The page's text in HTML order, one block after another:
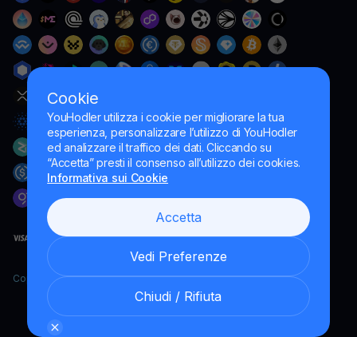
Cookie
YouHodler utilizza i cookie per migliorare la tua
esperienza, personalizzare l’utilizzo di YouHodler
ed analizzare il traffico dei dati. Cliccando su
“Accetta” presti il consenso all’utilizzo dei cookies.
Informativa sui Cookie
Accetta
Vedi Preferenze
Chiudi / Rifiuta
Copyright YouHodler, 2026.